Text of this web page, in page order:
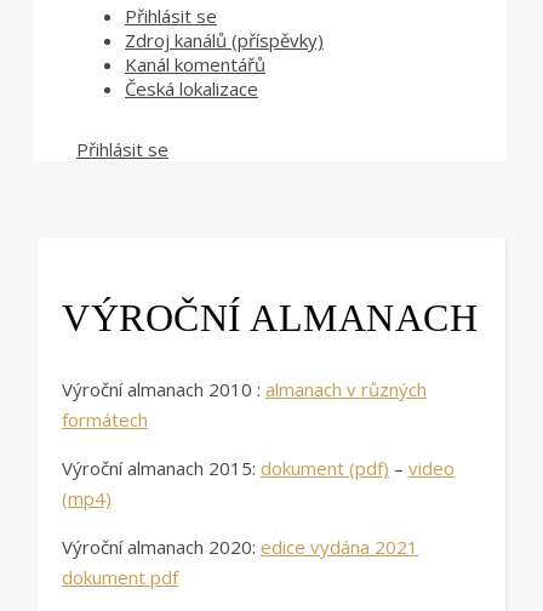
Přihlásit se
Zdroj kanálů (příspěvky)
Kanál komentářů
Česká lokalizace
Přihlásit se
VÝROČNÍ ALMANACH
Výroční almanach 2010 : almanach v různých
formátech
Výroční almanach 2015: dokument (pdf) – video
(mp4)
Výroční almanach 2020: edice vydána 2021
dokument pdf